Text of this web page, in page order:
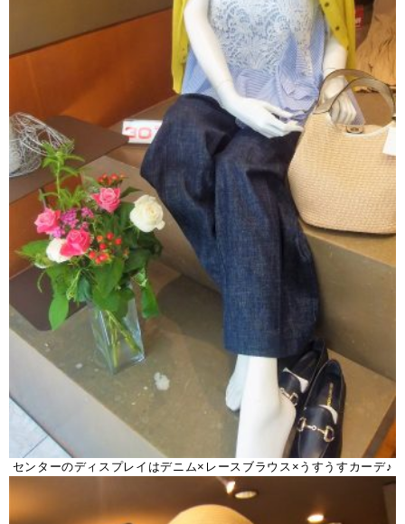
センターのディスプレイはデニム×レースブラウス×うすうすカーデ♪